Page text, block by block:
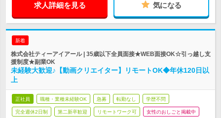
求人詳細を見る 気になる
新着
株式会社ティーアイアール | 35歳以下全員面接★WEB面接OK☆引っ越し支
援制度★副業OK
未経験大歓迎♪【動画クリエイター】リモートOK◆年休120日以
上
正社員 職種・業種未経験OK 急募 転勤なし 学歴不問
完全週休2日制 第二新卒歓迎 リモートワーク可 女性のおしごと掲載中